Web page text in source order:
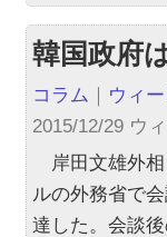
韓国政府
コラム ｜ ウィ
2015/12/29 ウ
岸田文雄外相
ルの外務省で
達した。会談